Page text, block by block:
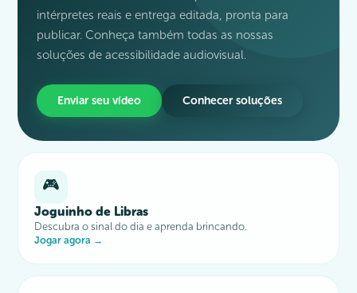
intérpretes reais e entrega editada, pronta para
publicar. Conheça também todas as nossas
soluções de acessibilidade audiovisual.
Enviar seu vídeo Conhecer soluções
🎮
Joguinho de Libras
Descubra o sinal do dia e aprenda brincando.
Jogar agora →